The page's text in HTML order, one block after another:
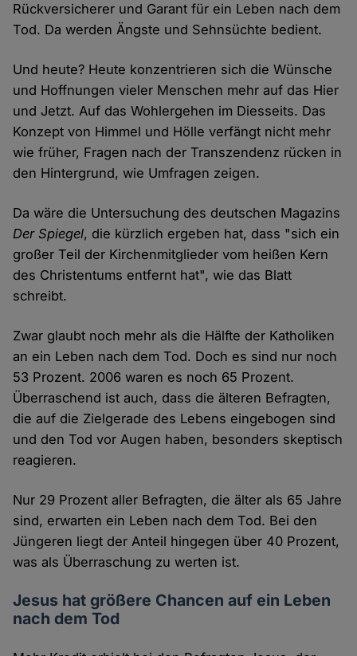
Rückversicherer und Garant für ein Leben nach dem
Tod. Da werden Ängste und Sehnsüchte bedient.
Und heute? Heute konzentrieren sich die Wünsche
und Hoffnungen vieler Menschen mehr auf das Hier
und Jetzt. Auf das Wohlergehen im Diesseits. Das
Konzept von Himmel und Hölle verfängt nicht mehr
wie früher, Fragen nach der Transzendenz rücken in
den Hintergrund, wie Umfragen zeigen.
Da wäre die Untersuchung des deutschen Magazins
Der Spiegel, die kürzlich ergeben hat, dass "sich ein
großer Teil der Kirchenmitglieder vom heißen Kern
des Christentums entfernt hat", wie das Blatt
schreibt.
Zwar glaubt noch mehr als die Hälfte der Katholiken
an ein Leben nach dem Tod. Doch es sind nur noch
53 Prozent. 2006 waren es noch 65 Prozent.
Überraschend ist auch, dass die älteren Befragten,
die auf die Zielgerade des Lebens eingebogen sind
und den Tod vor Augen haben, besonders skeptisch
reagieren.
Nur 29 Prozent aller Befragten, die älter als 65 Jahre
sind, erwarten ein Leben nach dem Tod. Bei den
Jüngeren liegt der Anteil hingegen über 40 Prozent,
was als Überraschung zu werten ist.
Jesus hat größere Chancen auf ein Leben
nach dem Tod